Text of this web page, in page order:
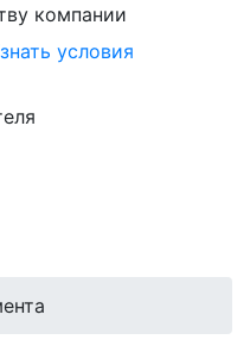
компании
условия